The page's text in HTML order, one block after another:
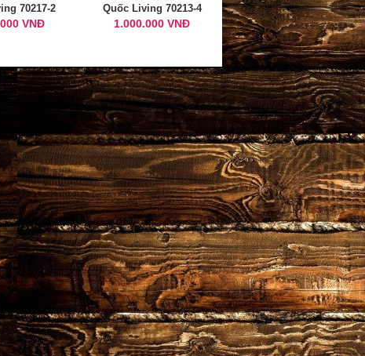
70217-2
VNĐ
Quốc Living 70213-4
1.000.000 VNĐ